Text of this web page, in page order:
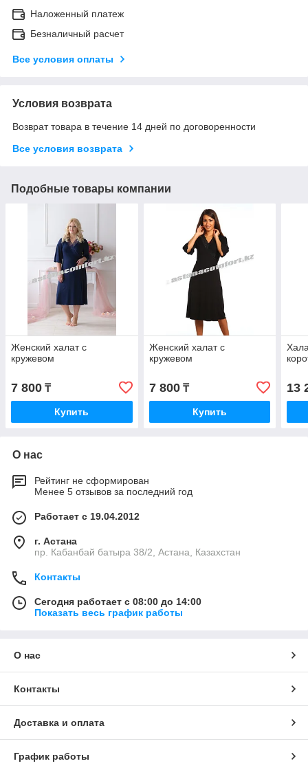
Наложенный платеж
Безналичный расчет
Все условия оплаты
Условия возврата
Возврат товара в течение 14 дней по договоренности
Все условия возврата
Подобные товары компании
Женский халат с
кружевом
7 800 ₸
Купить
Женский халат с
кружевом
7 800₸
Купить
13
О нас
Рейтинг не сформирован
Менее 5 отзывов за последний год
Работает с 19.04.2012
г. Астана
пр. Кабанбай батыра 38/2, Астана, Казахстан
Контакты
Сегодня работает с 08:00 до 14:00
Показать весь график работы
О нас
Контакты
Доставка и оплата
График работы